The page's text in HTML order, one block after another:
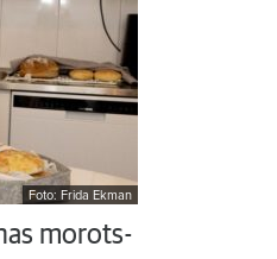
Foto: Frida Ekman
morots-